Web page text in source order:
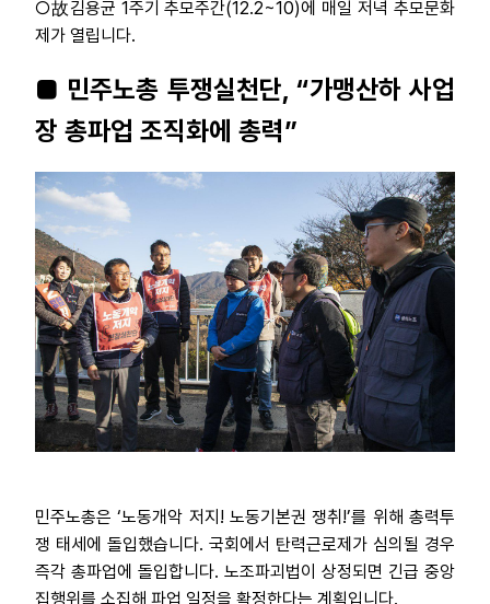
○故김용균 1주기 추모주간(12.2~10)에 매일 저녁 추모문화
제가 열립니다.
■ 민주노총 투쟁실천단, “가맹산하 사업
장 총파업 조직화에 총력”
민주노총은 ‘노동개악 저지! 노동기본권 쟁취!’를 위해 총력투
쟁 태세에 돌입했습니다. 국회에서 탄력근로제가 심의될 경우
즉각 총파업에 돌입합니다. 노조파괴법이 상정되면 긴급 중앙
집행위를 소집해 파업 일정을 확정한다는 계획입니다.